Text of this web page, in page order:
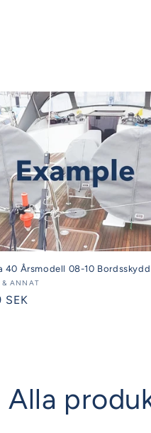
40 Årsmodell 08-10 Bordsskydd
& ANNAT
SEK
Alla